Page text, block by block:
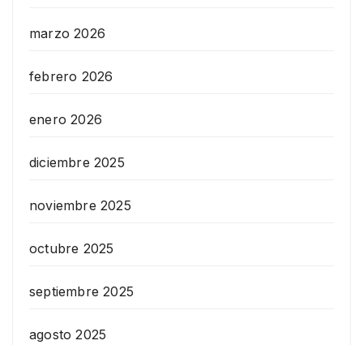
marzo 2026
febrero 2026
enero 2026
diciembre 2025
noviembre 2025
octubre 2025
septiembre 2025
agosto 2025